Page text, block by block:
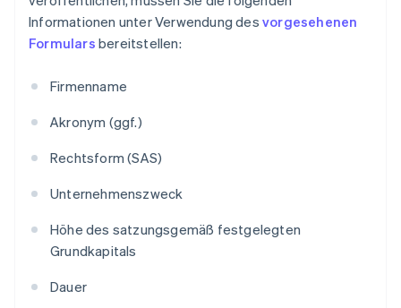
Informationen unter Verwendung des vorgesehenen
Formulars bereitstellen:
Firmenname
Akronym (ggf.)
Rechtsform (SAS)
Unternehmenszweck
Höhe des satzungsgemäß festgelegten
Grundkapitals
Dauer